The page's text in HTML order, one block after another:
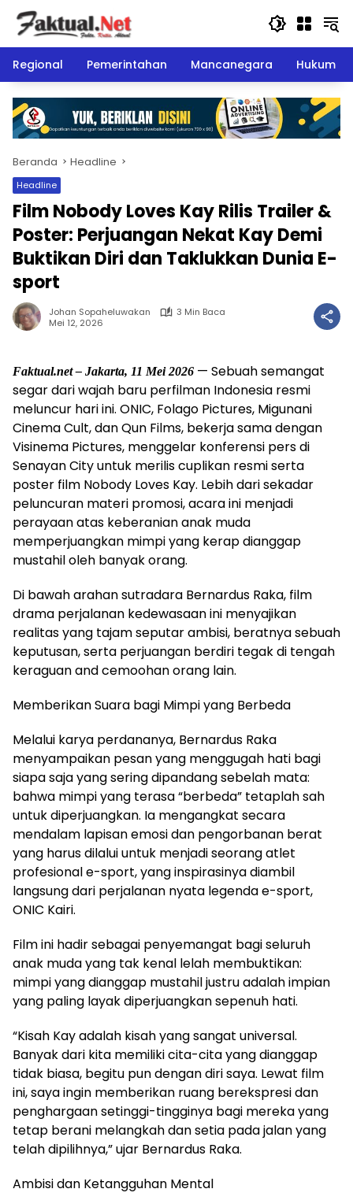
Langsung
konten
Regional
Pemerintahan Mancanegara Hukum
Beranda Headline
Headline
Film Nobody Loves Kay Rilis Trailer &
Poster: Perjuangan Nekat Kay Demi
Buktikan Diri dan Taklukkan Dunia E-
sport
Johan Sopaheluwakan
3 Min Baca
Mei 12, 2026
Faktual.net – Jakarta, 11 Mei 2026 — Sebuah semangat
segar dari wajah baru perfilman Indonesia resmi
meluncur hari ini. ONIC, Folago Pictures, Migunani
Cinema Cult, dan Qun Films, bekerja sama dengan
Visinema Pictures, menggelar konferensi pers di
Senayan City untuk merilis cuplikan resmi serta
poster film Nobody Loves Kay. Lebih dari sekadar
peluncuran materi promosi, acara ini menjadi
perayaan atas keberanian anak muda
memperjuangkan mimpi yang kerap dianggap
mustahil oleh banyak orang.
Di bawah arahan sutradara Bernardus Raka, film
drama perjalanan kedewasaan ini menyajikan
realitas yang tajam seputar ambisi, beratnya sebuah
keputusan, serta perjuangan berdiri tegak di tengah
keraguan and cemoohan orang lain.
Memberikan Suara bagi Mimpi yang Berbeda
Melalui karya perdananya, Bernardus Raka
menyampaikan pesan yang menggugah hati bagi
siapa saja yang sering dipandang sebelah mata:
bahwa mimpi yang terasa “berbeda” tetaplah sah
untuk diperjuangkan. Ia mengangkat secara
mendalam lapisan emosi dan pengorbanan berat
yang harus dilalui untuk menjadi seorang atlet
profesional e-sport, yang inspirasinya diambil
langsung dari perjalanan nyata legenda e-sport,
ONIC Kairi.
Film ini hadir sebagai penyemangat bagi seluruh
anak muda yang tak kenal lelah membuktikan:
mimpi yang dianggap mustahil justru adalah impian
yang paling layak diperjuangkan sepenuh hati.
“Kisah Kay adalah kisah yang sangat universal.
Banyak dari kita memiliki cita-cita yang dianggap
tidak biasa, begitu pun dengan diri saya. Lewat film
ini, saya ingin memberikan ruang berekspresi dan
penghargaan setinggi-tingginya bagi mereka yang
tetap berani melangkah dan setia pada jalan yang
telah dipilihnya,” ujar Bernardus Raka.
Ambisi dan Ketangguhan Mental